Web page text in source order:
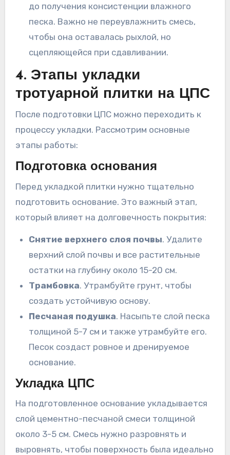
до получения консистенции влажного
песка. Важно не переувлажнить смесь,
чтобы она оставалась рыхлой, но
сцепляющейся при сдавливании.
4. Этапы укладки
тротуарной плитки на ЦПС
После подготовки ЦПС можно переходить к
процессу укладки. Рассмотрим основные
этапы работы:
Подготовка основания
Перед укладкой плитки нужно тщательно
подготовить основание. Это важный этап,
который влияет на долговечность покрытия:
Снятие верхнего слоя почвы. Удалите
верхний слой почвы и все растительные
остатки на глубину около 15-20 см.
Трамбовка. Утрамбуйте грунт, чтобы
создать устойчивую основу.
Песчаная подушка. Насыпьте слой песка
толщиной 5-7 см и также утрамбуйте его.
Песок создаст ровное и дренируемое
основание.
Укладка ЦПС
На подготовленное основание укладывается
слой цементно-песчаной смеси толщиной
около 3-5 см. Смесь нужно разровнять и
выровнять, чтобы поверхность была идеально